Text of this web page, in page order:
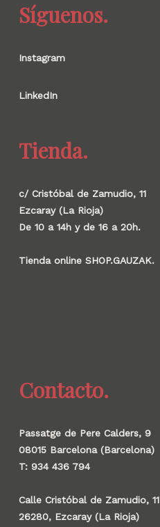
Síguenos.
Instagram
LinkedIn
Tienda.
c/ Cristóbal de Zamudio, 11
Ezcaray (La Rioja)
De 10 a 14h y de 16 a 20h.
Tienda online SHOP.GAUZAK.
Contacto.
Passatge de Pere Calders, 9
08015 Barcelona (Barcelona)
T: 934 436 794
Calle Cristóbal de Zamudio, 11
26280, Ezcaray (La Rioja)